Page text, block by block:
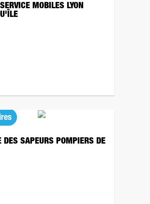
MOBILES LYON
DES SAPEURS POMPIERS DE